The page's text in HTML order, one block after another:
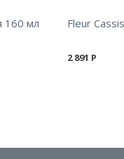
160 мл
2 891 Р